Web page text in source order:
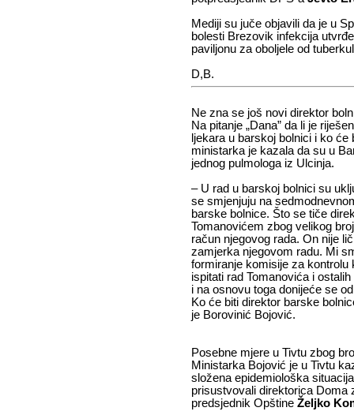
Mediji su juče objavili da je u
bolesti Brezovik infekcija
paviljonu za oboljele od
D,B.
Ne zna se još novi direktor
Na pitanje „Dana” da li je
ljekara u barskoj bolnici i ko će
ministarka je kazala da su u
jednog pulmologa iz Ulcinja.
– U rad u barskoj bolnici su
se smjenjuju na
barske bolnice. Što se tiče
Tomanovićem zbog velikog
račun njegovog rada. On nije
zamjerka njegovom radu. Mi
formiranje komisije za
ispitati rad Tomanovića i
i na osnovu toga donijeće se
Ko će biti direktor barske
je Borovinić Bojović.
Posebne mjere u Tivtu zbog
Ministarka Bojović je u Tivtu
složena epidemiološka
prisustvovali direktorica Doma
predsjednik Opštine Željko